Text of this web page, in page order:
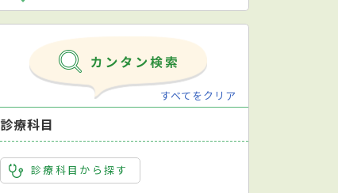
すべてをクリア
診療科目
診療科目から探す